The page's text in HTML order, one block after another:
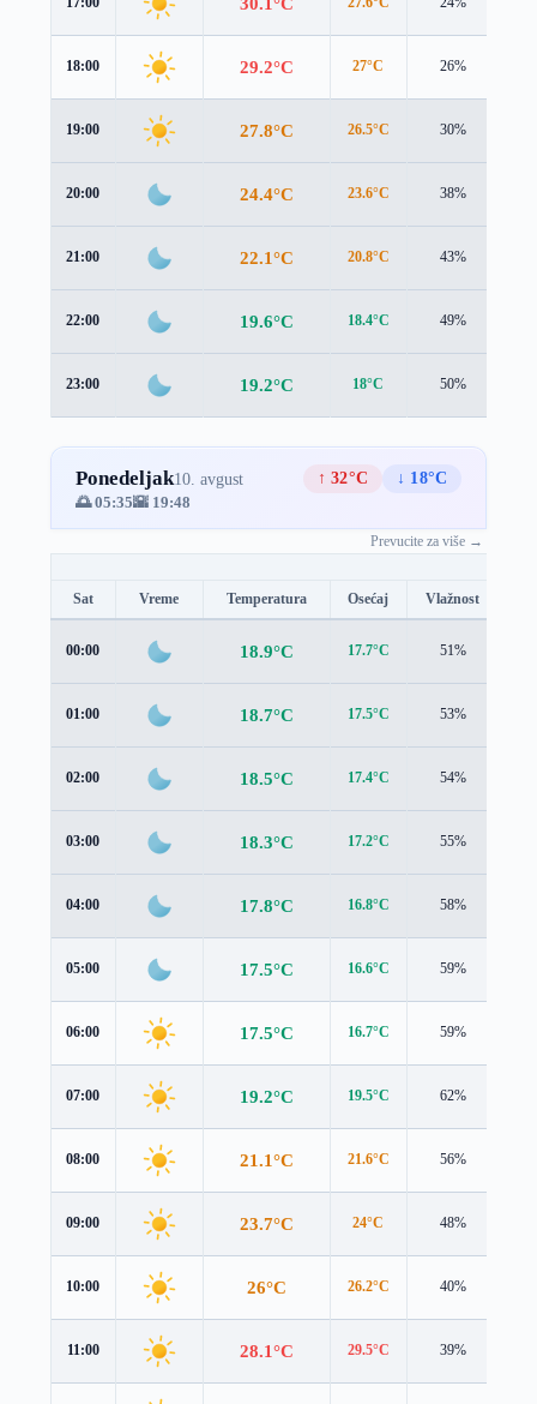
18:00 29.2°C 27°C 26%
19:00 27.8°C 26.5°C 30%
20:00 24.4°C 23.6°C 38%
21:00 22.1°C 20.8°C 43%
22:00 19.6°C 18.4°C 49%
23:00 19.2°C 18°C 50%
Ponedeljak10. avgust ↑ 32°C
↓ 18°C
🌅 05:35🌇 19:48
Prevucite za više →
Sat Vreme Temperatura Osećaj Vlažnost
00:00 18.9°C 17.7°C 51%
01:00 18.7°C 17.5°C 53%
02:00 18.5°C 17.4°C 54%
03:00 18.3°C 17.2°C 55%
04:00 17.8°C 16.8°C 58%
05:00 17.5°C 16.6°C 59%
06:00 17.5°C 16.7°C 59%
07:00 19.2°C 19.5°C 62%
08:00 21.1°C 21.6°C 56%
09:00 23.7°C 24°C 48%
10:00 26°C 26.2°C 40%
11:00 28.1°C 29.5°C 39%